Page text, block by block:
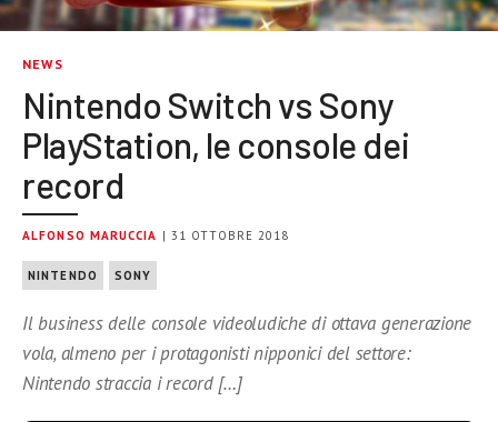
NEWS
Nintendo Switch vs Sony
PlayStation, le console dei
record
ALFONSO MARUCCIA | 31 OTTOBRE 2018
NINTENDO SONY
Il business delle console videoludiche di ottava generazione
vola, almeno per i protagonisti nipponici del settore:
Nintendo straccia i record […]